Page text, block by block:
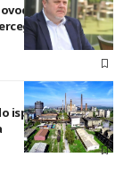
osvajanja
u
ispred fabrike,